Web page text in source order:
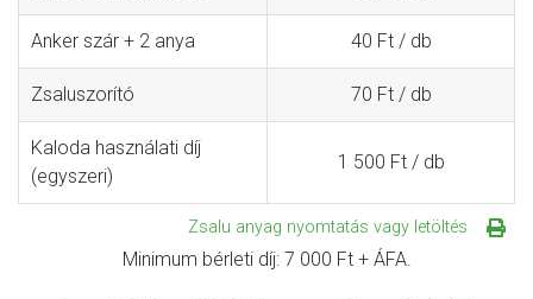
Anker szár + 2 anya 40 Ft / db
Zsaluszorító 70 Ft / db
Kaloda használati díj
(egyszeri)
1 500 Ft / db
Zsalu anyag nyomtatás vagy letöltés
Minimum bérleti díj: 7 000 Ft + ÁFA.